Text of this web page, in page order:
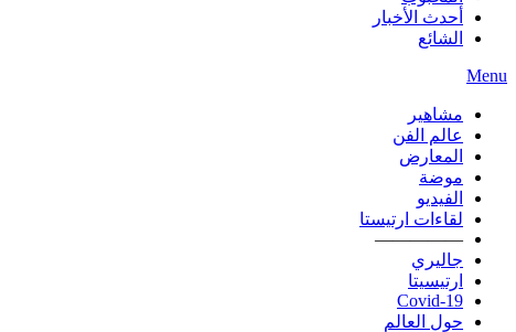
أحدث الأخبار
الشائع
Menu
مشاهير
عالم الفن
المعارض
موضة
الفيديو
لقاءات ارتيستا
—————
جاليري
ارتيسيتا
Covid-19
حول العالم